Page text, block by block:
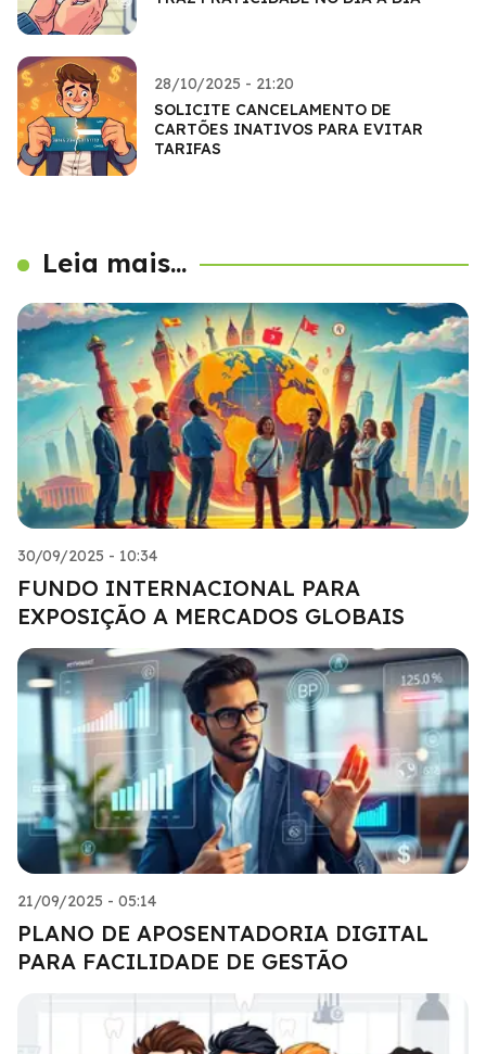
28/10/2025 - 21:20
SOLICITE CANCELAMENTO DE
CARTÕES INATIVOS PARA EVITAR
TARIFAS
Leia mais...
30/09/2025 - 10:34
FUNDO INTERNACIONAL PARA
EXPOSIÇÃO A MERCADOS GLOBAIS
21/09/2025 - 05:14
PLANO DE APOSENTADORIA DIGITAL
PARA FACILIDADE DE GESTÃO